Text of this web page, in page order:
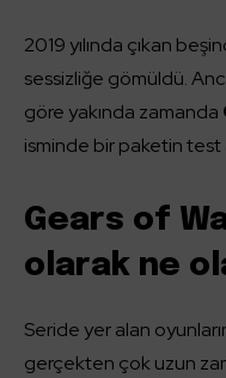
2019 yılında çıkan
sessizliğe gömüldü.
göre yakında zamanda
isminde bir paketin test
Gears of
olarak ne
Seride yer alan
gerçekten çok uzun